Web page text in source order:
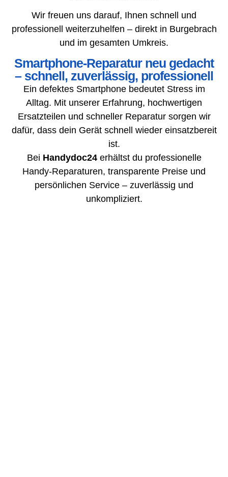
Wir freuen uns darauf, Ihnen schnell und
professionell weiterzuhelfen – direkt in Burgebrach
und im gesamten Umkreis.
Smartphone-Reparatur neu gedacht
– schnell, zuverlässig, professionell
Ein defektes Smartphone bedeutet Stress im
Alltag. Mit unserer Erfahrung, hochwertigen
Ersatzteilen und schneller Reparatur sorgen wir
dafür, dass dein Gerät schnell wieder einsatzbereit
ist.
Bei Handydoc24erhältst du professionelle
Handy-Reparaturen, transparente Preise und
persönlichen Service – zuverlässig und
unkompliziert.